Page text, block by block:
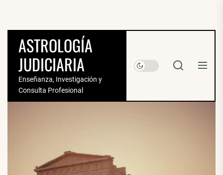
contenido
ASTROLOGÍA
JUDICIARIA
Enseñanza, Investigación y
Consulta Profesional